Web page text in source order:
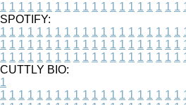
1 1 1 1 1 1 1 1 1 1 1 1 1 1 1 1 1 1 1 1
SPOTIFY:
1 1 1 1 1 1 1 1 1 1 1 1 1 1 1 1 1 1 1 1
1 1 1 1 1 1 1 1 1 1 1 1 1 1 1 1 1 1 1 1
1 1 1 1 1 1 1 1 1 1 1 1 1 1 1 1 1 1 1 1
CUTTLY BIO:
1
1 1 1 1 1 1 1 1 1 1 1 1 1 1 1 1 1 1 1 1